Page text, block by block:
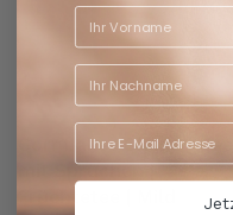
Cornflakes Chaos - Tee
mit Sprüchen |